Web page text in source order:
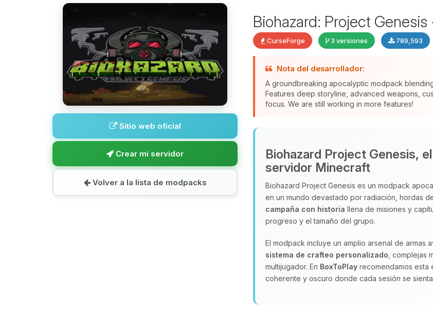
Sitio web oficial
Crear mi servidor
Volver a la lista de modpacks
Biohazard: Project
CurseForge 3 versiones 789,593
Nota del desarrollador:
A groundbreaking apocalyptic modpack
Features deep storyline, advanced weapons,
focus. We are still working in more features!
Biohazard Project Genesis,
servidor Minecraft
Biohazard Project Genesis es un modpack
en un mundo devastado por radiación, hordas
campaña con historia llena de misiones y
progreso y el tamaño del grupo.
El modpack incluye un amplio arsenal de
sistema de crafteo personalizado , complejas
multijugador. En BoxToPlay recomendamos esta
coherente y oscuro donde cada sesión se